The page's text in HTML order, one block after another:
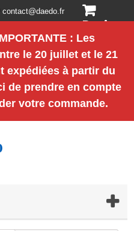
Panier
(vide)
contact@daedo.fr
: Les
le 20 juillet et le 21
expédiées à partir du
de prendre en compte
votre commande.